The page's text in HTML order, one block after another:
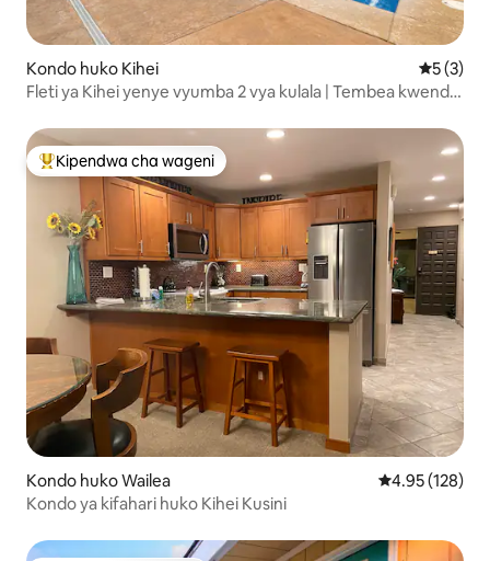
Kondo huko Kihei
5 (3)
Fleti ya Kihei yenye vyumba 2 vya kulala | Tembea kwenda
Kipendwa maarufu cha wageni
Kipendwa cha wageni
Kondo huko Wailea Ukadiriaji wa
4.95 (128)
Kondo ya kifahari huko Kihei Kusini